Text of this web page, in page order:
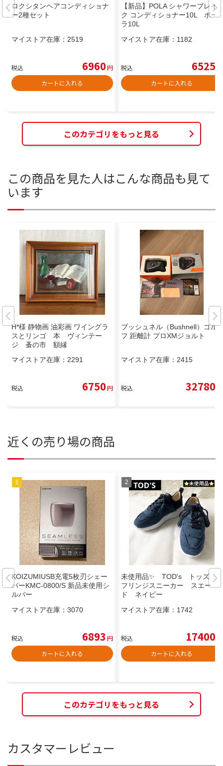
ロクシタンヘアコンディショナ
ー2種セット
マイストア在庫： 2519
税込 6960円
カートに入れる
【新品】POLA シャワーブレイ
ク コンディショナー10L ポー
ラ10L
マイストア在庫： 1182
税込 6525
カートに入れる
このカテゴリをもっと見る
この商品を見た人はこんな商品も見て
います
H*様 静物画 油彩画 ワイングラ
スとリンゴ 本 ヴィンテー
ジ 蚤の市 額縁
マイストア在庫： 2291
税込 6750円
ブッシュネル（Bushnell）ゴル
フ 距離計 プロXMジョルト
マイストア在庫： 2415
税込 32780
近くの売り場の商品
KOIZUMIUSB充電5枚刃シェー
バーKMC-0800/S 新品未使用シ
ルバー
マイストア在庫： 3070
税込 6893 円
カートに入れる
未使用品✨ TOD's トッズ
フリンジスニーカー スエー
ド ネイビー
マイストア在庫： 1742
税込 17400
カートに入れる
このカテゴリをもっと見る
カスタマーレビュー